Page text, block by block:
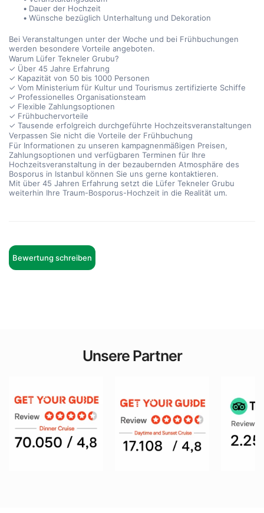
Dauer der Hochzeit
Wünsche bezüglich Unterhaltung und Dekoration
Bei Veranstaltungen unter der Woche und bei Frühbuchungen
werden besondere Vorteile angeboten.
Warum Lüfer Tekneler Grubu?
✓ Über 45 Jahre Erfahrung
✓ Kapazität von 50 bis 1000 Personen
✓ Vom Ministerium für Kultur und Tourismus zertifizierte Schiffe
✓ Professionelles Organisationsteam
✓ Flexible Zahlungsoptionen
✓ Frühbuchervorteile
✓ Tausende erfolgreich durchgeführte Hochzeitsveranstaltungen
Verpassen Sie nicht die Vorteile der Frühbuchung
Für Informationen zu unseren kampagnenmäßigen Preisen,
Zahlungsoptionen und verfügbaren Terminen für Ihre
Hochzeitsveranstaltung in der bezaubernden Atmosphäre des
Bosporus in Istanbul können Sie uns gerne kontaktieren.
Mit über 45 Jahren Erfahrung setzt die Lüfer Tekneler Grubu
weiterhin Ihre Traum-Bosporus-Hochzeit in die Realität um.
Bewertung schreiben
Unsere Partner